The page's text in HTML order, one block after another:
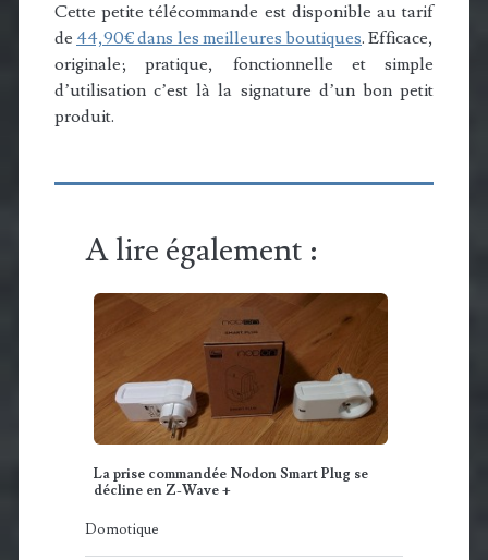
Cette petite télécommande est disponible au tarif
de 44,90€ dans les meilleures boutiques. Efficace,
originale; pratique, fonctionnelle et simple
d’utilisation c’est là la signature d’un bon petit
produit.
A lire également :
La prise commandée Nodon Smart Plug se
décline en Z-Wave +
Domotique